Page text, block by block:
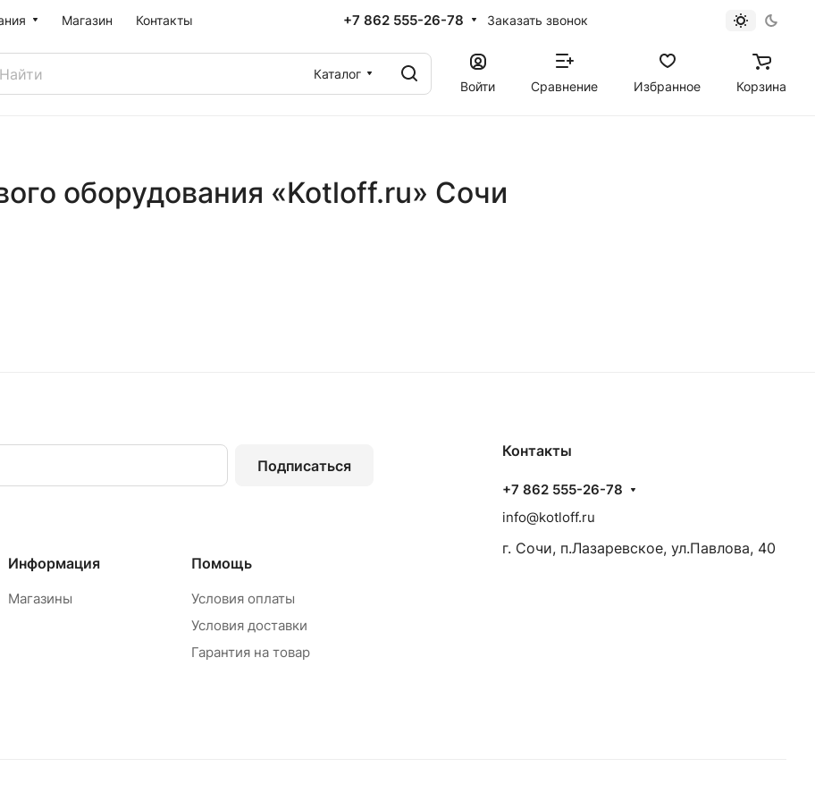
Магазин Контакты +7 862 555-26-78 Заказать звонок
Каталог
Войти
Сравнение Избранное Корзина
оборудования «Kotloff.ru» Сочи
Подписаться
Информация
Магазины
Помощь
Условия оплаты
Условия доставки
Гарантия на товар
Контакты
+7 862 555-26-78
info@kotloff.ru
г. Сочи, п.Лазаревское, ул.Павлова, 40